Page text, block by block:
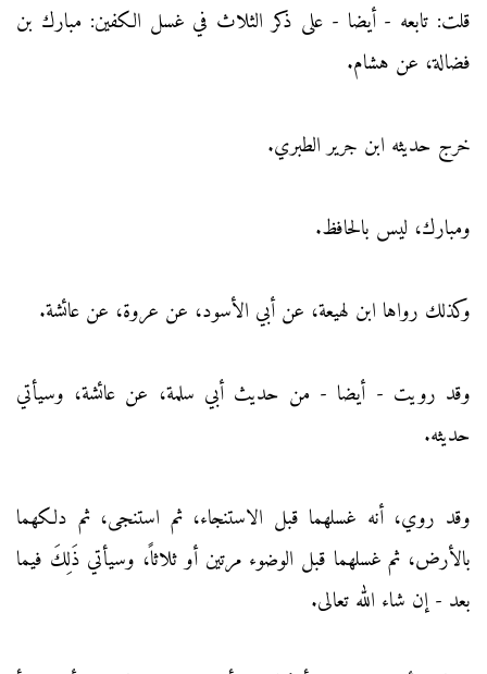
قلت: تابعه - أيضا - على ذكر الثلاث في غسل الكفين: مبارك بن
فضالة، عن هشام.
خرج حديثه ابن جرير الطبري.
ومبارك، ليس بالحافظ.
وكذلك رواها ابن لهيعة، عن أبي الأسود، عن عروة، عن عائشة.
وقد رويت - أيضا - من حديث أبي سلمة، عن عائشة، وسيأتي
حديثه.
وقد روي، أنه غسلهما قبل الاستنجاء، ثم استنجى، ثم دلكهما
بالأرض، ثم غسلهما قبل الوضوء مرتين أو ثلاثاً، وسيأتي ذَلِكَ فيما
بعد - إن شاء الله تعالى.